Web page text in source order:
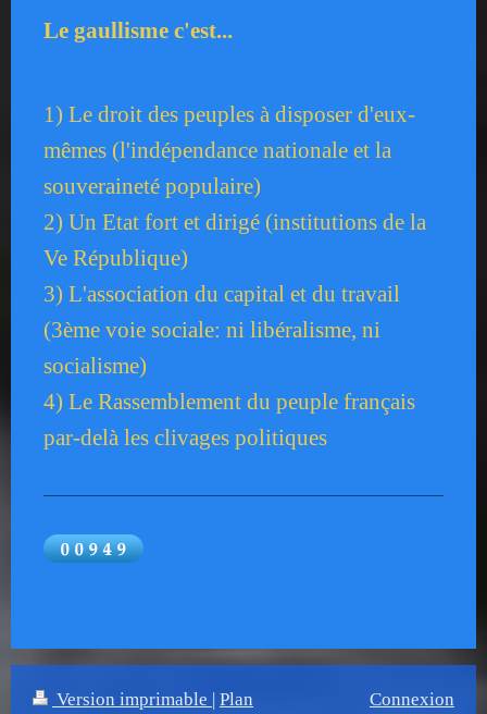
Le gaullisme c'est...
1) Le droit des peuples à disposer d'eux-
mêmes (l'indépendance nationale et la
souveraineté populaire)
2) Un Etat fort et dirigé (institutions de la
Ve République)
3) L'association du capital et du travail
(3ème voie sociale: ni libéralisme, ni
socialisme)
4) Le Rassemblement du peuple français
par-delà les clivages politiques
Version imprimable | Plan
Connexion